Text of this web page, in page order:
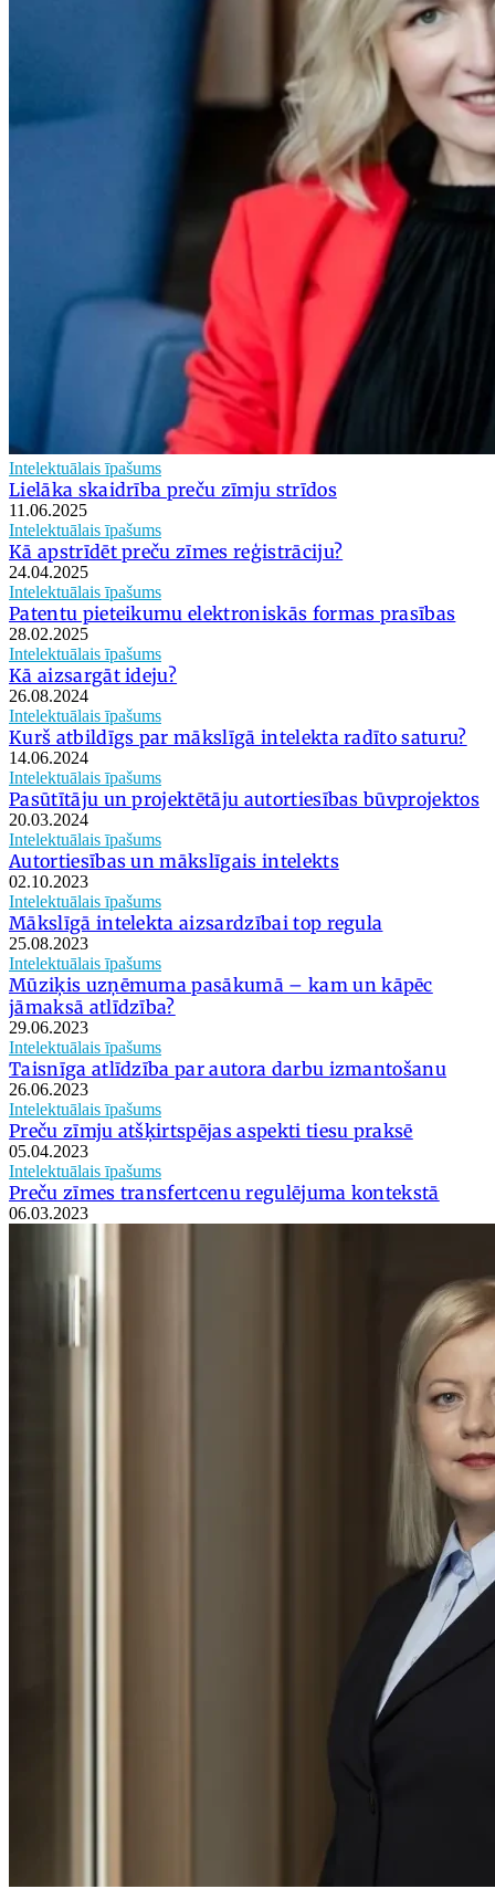
Intelektuālais īpašums
Lielāka skaidrība preču zīmju strīdos
11.06.2025
Intelektuālais īpašums
Kā apstrīdēt preču zīmes reģistrāciju?
24.04.2025
Intelektuālais īpašums
Patentu pieteikumu elektroniskās formas prasības
28.02.2025
Intelektuālais īpašums
Kā aizsargāt ideju?
26.08.2024
Intelektuālais īpašums
Kurš atbildīgs par mākslīgā intelekta radīto saturu?
14.06.2024
Intelektuālais īpašums
Pasūtītāju un projektētāju autortiesības būvprojektos
20.03.2024
Intelektuālais īpašums
Autortiesības un mākslīgais intelekts
02.10.2023
Intelektuālais īpašums
Mākslīgā intelekta aizsardzībai top regula
25.08.2023
Intelektuālais īpašums
Mūziķis uzņēmuma pasākumā – kam un kāpēc
jāmaksā atlīdzība?
29.06.2023
Intelektuālais īpašums
Taisnīga atlīdzība par autora darbu izmantošanu
26.06.2023
Intelektuālais īpašums
Preču zīmju atšķirtspējas aspekti tiesu praksē
05.04.2023
Intelektuālais īpašums
Preču zīmes transfertcenu regulējuma kontekstā
06.03.2023